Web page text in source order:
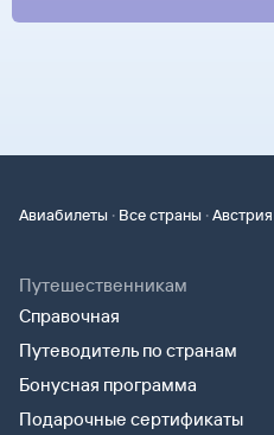
Авиабилеты · Все страны ·Австрия
Путешественникам
Справочная
Путеводитель по странам
Бонусная программа
Подарочные сертификаты